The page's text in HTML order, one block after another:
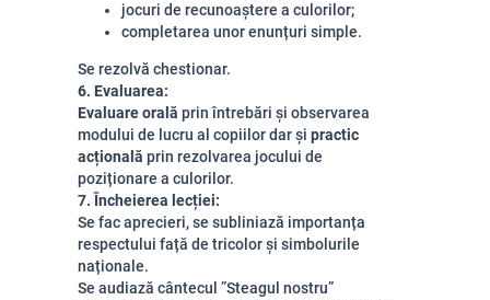
jocuri de recunoaștere a culorilor;
completarea unor enunțuri simple.
Se rezolvă chestionar.
6. Evaluarea:
Evaluare orală prin întrebări și observarea
modului de lucru al copiilor dar și practic
acțională prin rezolvarea jocului de
poziționare a culorilor.
7. Încheierea lecției:
Se fac aprecieri, se subliniază importanța
respectului față de tricolor și simbolurile
naționale.
Se audiază cântecul ”Steagul nostru”